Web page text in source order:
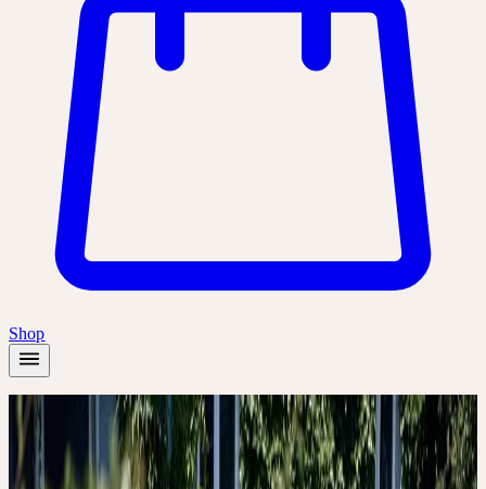
Shop
Akademie
Führung: Ceres Produktion - Von der Heilpflanze zur
ganzheitlichen Arznei